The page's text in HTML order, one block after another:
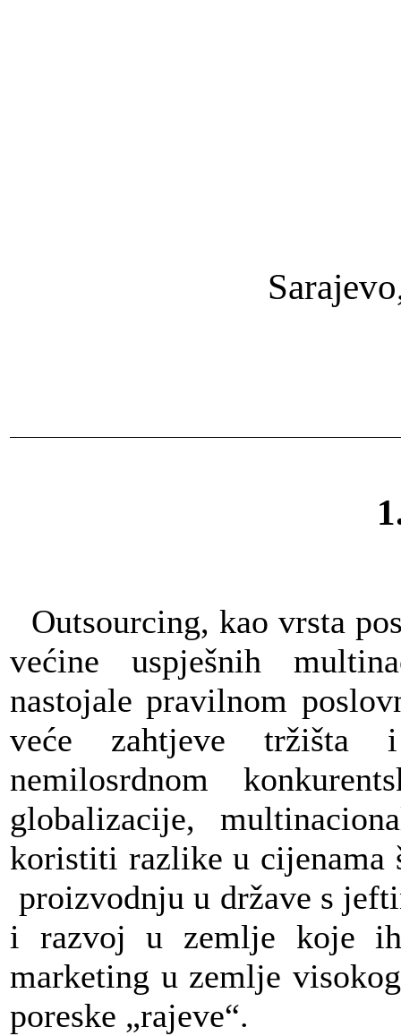
Outsourcing, kao vrsta
većine uspješnih
nastojale pravilnom
veće zahtjeve
nemilosrdnom
globalizacije,
koristiti razlike u cijenama
proizvodnju u države s
i razvoj u zemlje koje
marketing u zemlje
poreske „rajeve“.